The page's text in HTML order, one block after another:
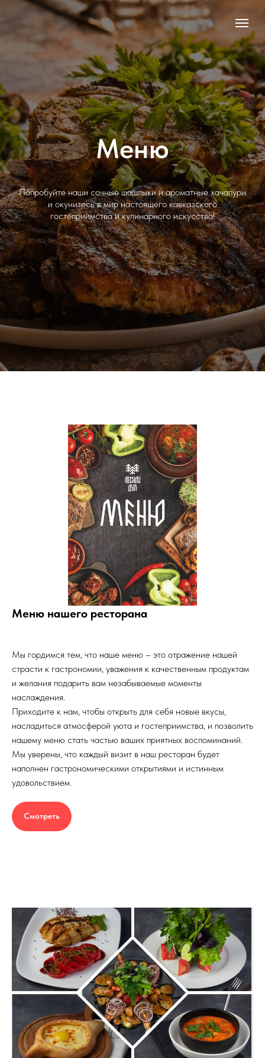
Меню
Попробуйте наши сочные шашлыки и ароматные хачапури
и окунитесь в мир настоящего кавказского
гостеприимства и кулинарного искусства!
Меню нашего ресторана
Мы гордимся тем, что наше меню – это отражение нашей
страсти к гастрономии, уважения к качественным продуктам
и желания подарить вам незабываемые моменты
наслаждения.
Приходите к нам, чтобы открыть для себя новые вкусы,
насладиться атмосферой уюта и гостеприимства, и позволить
нашему меню стать частью ваших приятных воспоминаний.
Мы уверены, что каждый визит в наш ресторан будет
наполнен гастрономическими открытиями и истинным
удовольствием.
Смотреть